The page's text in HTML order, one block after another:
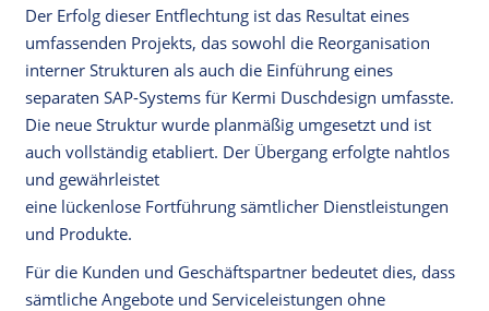
Der Erfolg dieser Entflechtung ist das Resultat eines
umfassenden Projekts, das sowohl die Reorganisation
interner Strukturen als auch die Einführung eines
separaten SAP-Systems für Kermi Duschdesign umfasste.
Die neue Struktur wurde planmäßig umgesetzt und ist
auch vollständig etabliert. Der Übergang erfolgte nahtlos
und gewährleistet
eine lückenlose Fortführung sämtlicher Dienstleistungen
und Produkte.
Für die Kunden und Geschäftspartner bedeutet dies, dass
sämtliche Angebote und Serviceleistungen ohne